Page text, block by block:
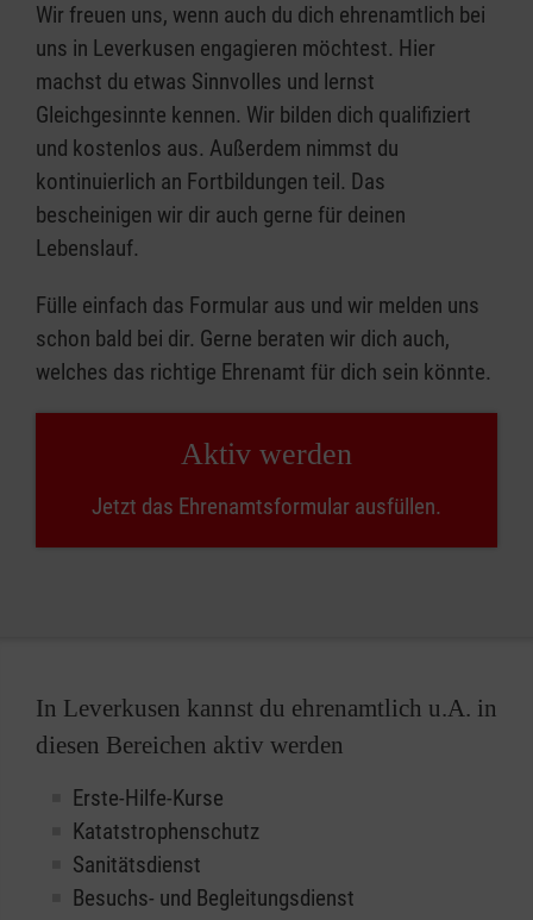
Wir freuen uns, wenn auch du dich ehrenamtlich bei
uns in Leverkusen engagieren möchtest. Hier
machst du etwas Sinnvolles und lernst
Gleichgesinnte kennen. Wir bilden dich qualifiziert
und kostenlos aus. Außerdem nimmst du
kontinuierlich an Fortbildungen teil. Das
bescheinigen wir dir auch gerne für deinen
Lebenslauf.
Fülle einfach das Formular aus und wir melden uns
schon bald bei dir. Gerne beraten wir dich auch,
welches das richtige Ehrenamt für dich sein könnte.
Aktiv werden
Jetzt das Ehrenamtsformular ausfüllen.
In Leverkusen kannst du ehrenamtlich u.A. in
diesen Bereichen aktiv werden
Erste-Hilfe-Kurse
Katatstrophenschutz
Sanitätsdienst
Besuchs- und Begleitungsdienst